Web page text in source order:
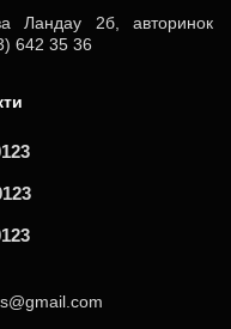
Ландау 2б, авторинок
642 35 36